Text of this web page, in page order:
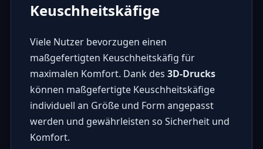
Keuschheitskäfige
Viele Nutzer bevorzugen einen
maßgefertigten Keuschheitskäfig für
maximalen Komfort. Dank des 3D-Drucks
können maßgefertigte Keuschheitskäfige
individuell an Größe und Form angepasst
werden und gewährleisten so Sicherheit und
Komfort.